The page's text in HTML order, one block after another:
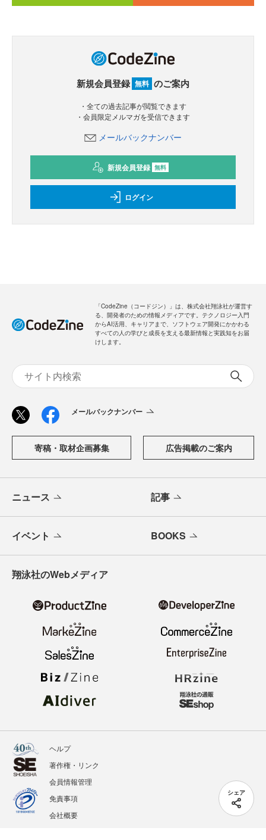
シェア
新規会員登録 無料 のご案内
・全ての過去記事が閲覧できます
・会員限定メルマガを受信できます
メールバックナンバー
新規会員登録 無料
ログイン
「CodeZine（コードジン）」は、株式会社翔泳社が運営す
る、開発者のための情報メディアです。テクノロジー入門
からAI活用、キャリアまで、ソフトウェア開発にかかわる
すべての人の学びと成長を支える最新情報と実践知をお届
けします。
メールバックナンバー
寄稿・取材企画募集 広告掲載のご案内
ニュース 記事
イベント BOOKS
翔泳社のWebメディア
ヘルプ
著作権・リンク
会員情報管理
免責事項
会社概要